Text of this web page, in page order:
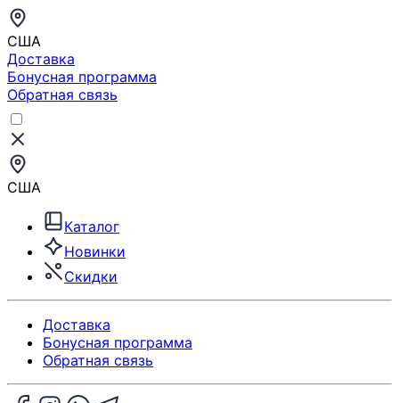
США
Доставка
Бонусная программа
Обратная связь
США
Каталог
Новинки
Скидки
Доставка
Бонусная программа
Обратная связь